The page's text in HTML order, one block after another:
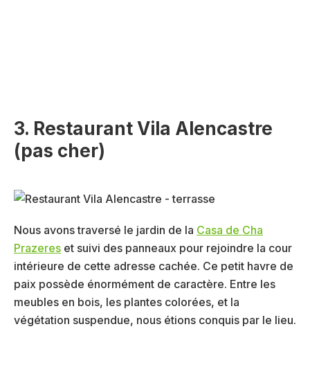
3. Restaurant Vila Alencastre
(pas cher)
Nous avons traversé le jardin de la Casa de Cha
Prazeres et suivi des panneaux pour rejoindre la cour
intérieure de cette adresse cachée. Ce petit havre de
paix possède énormément de caractère. Entre les
meubles en bois, les plantes colorées, et la
végétation suspendue, nous étions conquis par le lieu.